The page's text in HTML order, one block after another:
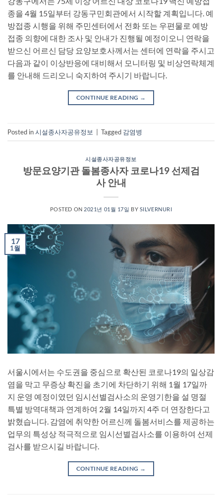
종을 4월 15일부터 강동구민회관에서 시작할 계획입니다. 예
방접종 시행을 위해 주민센터에서 전화 또는 우편물로 예방
접종 의향에 대한 조사 및 안내가 진행될 예정이오니 연락을
받으신 어르신 담당 요양보호사께서는 센터에 연락을 주시고
다음과 같이 이상반응에 대비해서 모니터링 및 비상연락체계
를 안내해 드리오니 숙지하여 주시기 바랍니다.
CONTINUE READING →
Posted in시설종사자공유정보 | Tagged 감염병
시설종사자공유정보
방문요양기관 돌봄종사자 코로나19 선제검
사 안내
POSTED ON 2021년 01월 17일 BY SILVERNURI
17
1월
서울시에서는 수도권을 중심으로 확산된 코로나19의 일상감
염을 막고 무증상 확진을 초기에 차단하기 위해 1월 17일까
지 운영 예정이였던 임시선별검사소의 운영기한을 설 명절
특별 방역대책과 연계하여 2월 14일까지 4주 더 연장한다고
밝혔습니다. 감염에 취약한 어르신께 돌봄서비스를 제공하는
업무의 특성상 적극적으로 임시선별검사소를 이용하여 선제
검사를 받으시길 바랍니다.
CONTINUE READING →